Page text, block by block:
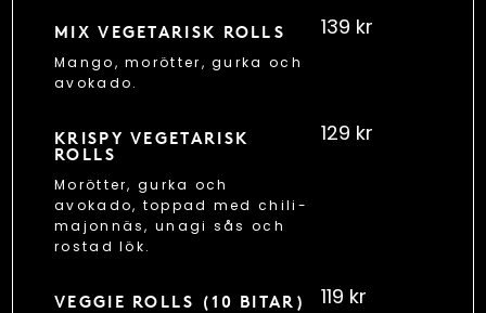
MIX VEGETARISK ROLLS
Mango, morötter, gurka och
avokado.
139 kr
KRISPY VEGETARISK
ROLLS
Morötter, gurka och
avokado, toppad med chili-
majonnäs, unagi sås och
rostad lök.
129 kr
VEGGIE ROLLS (10 BITAR) 119 kr